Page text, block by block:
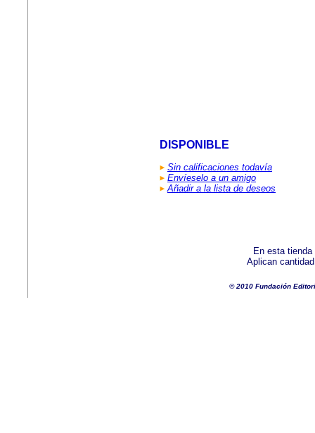
DISPONIBLE
Sin calificaciones todavía
Envíeselo a un amigo
Añadir a la lista de deseos
En esta
Aplican
© 2010 Fundación